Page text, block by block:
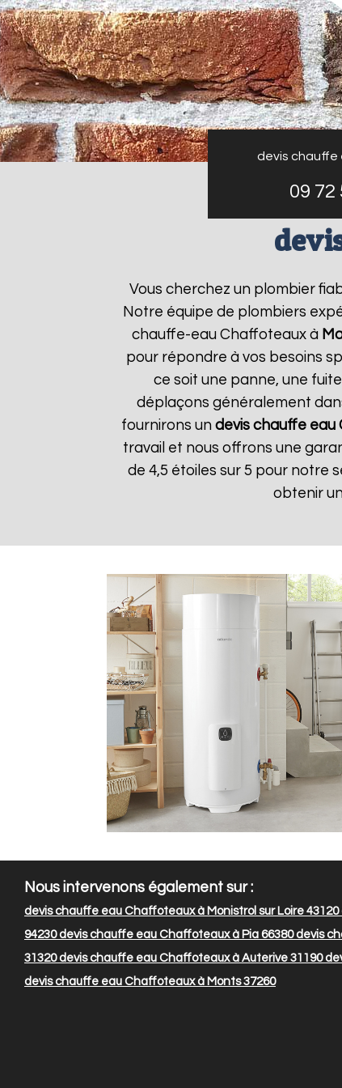
devis
09 72
Vous cherchez un plombier
Notre équipe de plombiers
chauffe-eau Chaffoteaux à
pour répondre à vos besoins
ce soit une panne, une
déplaçons généralement
fournirons un devis chauffe eau
travail et nous offrons une
de 4,5 étoiles sur 5 pour notre
obtenir
Nous intervenons également sur :
devis chauffe eau Chaffoteaux à Monistrol sur Loire 43120
94230devis chauffe eau Chaffoteaux à Pia 66380devis
31320devis chauffe eau Chaffoteaux à Auterive 31190
devis chauffe eau Chaffoteaux à Monts 37260